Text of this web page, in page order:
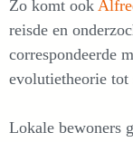
Zo komt ook
reisde en
correspondeerde
evolutietheorie tot
Lokale bewoners